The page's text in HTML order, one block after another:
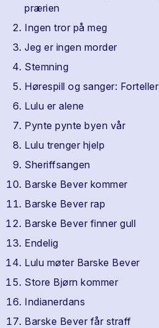
prærien
Ingen tror på meg
Jeg er ingen morder
Stemning
Hørespill og sanger: Forteller
Lulu er alene
Pynte pynte byen vår
Lulu trenger hjelp
Sheriffsangen
Barske Bever kommer
Barske Bever rap
Barske Bever finner gull
Endelig
Lulu møter Barske Bever
Store Bjørn kommer
Indianerdans
Barske Bever får straff